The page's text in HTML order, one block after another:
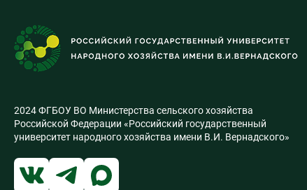
2024 ФГБОУ ВО Министерства сельского хозяйства
Российской Федерации «Российский государственный
университет народного хозяйства имени В.И. Вернадского»